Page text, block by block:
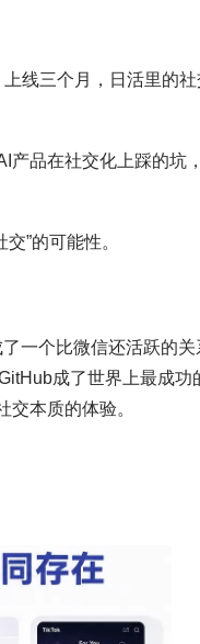
线三个月，日活里的社
产品在社交化上踩的坑
”的可能性。
一个比微信还活跃的关
成了世界上最成功
本质的体验。